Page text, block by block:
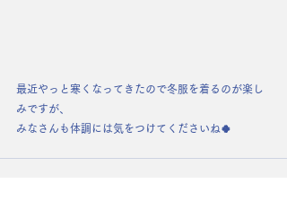
最近やっと寒くなってきたので冬服を着るのが楽し
みですが、
みなさんも体調には気をつけてくださいね🍀